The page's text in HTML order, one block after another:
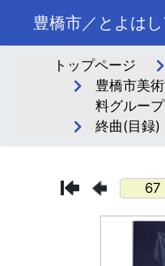
豊橋市／とよは
トップページ
豊橋市美
料グルー
終曲(目録)